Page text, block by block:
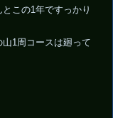
この1年ですっかり
1周コースは廻って